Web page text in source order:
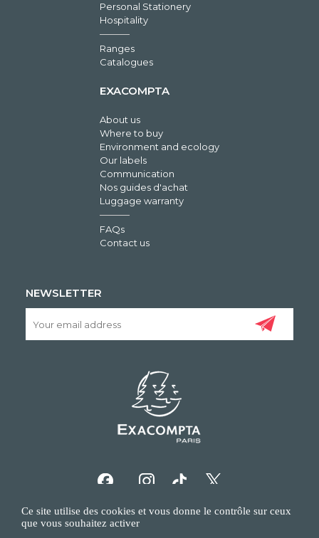
Personal Stationery
Hospitality
Ranges
Catalogues
EXACOMPTA
About us
Where to buy
Environment and ecology
Our labels
Communication
Nos guides d'achat
Luggage warranty
FAQs
Contact us
NEWSLETTER
Ce site utilise des cookies et vous donne le contrôle sur ceux
que vous souhaitez activer